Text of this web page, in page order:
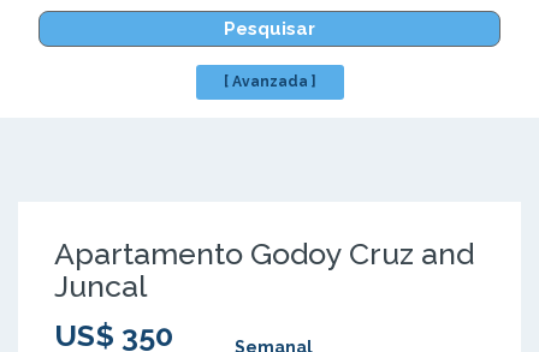
Pesquisar
[ Avanzada ]
Apartamento Godoy Cruz and
Juncal
US$ 350
Semanal